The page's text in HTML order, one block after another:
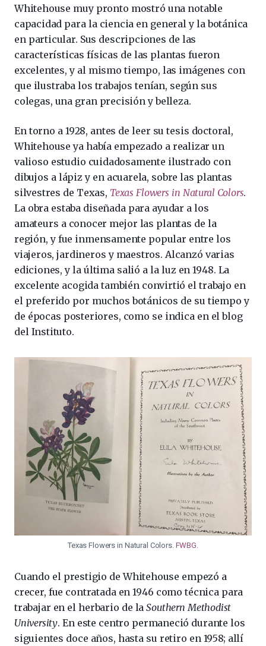
Whitehouse muy pronto mostró una notable
capacidad para la ciencia en general y la botánica
en particular. Sus descripciones de las
características físicas de las plantas fueron
excelentes, y al mismo tiempo, las imágenes con
que ilustraba los trabajos tenían, según sus
colegas, una gran precisión y belleza.
En torno a 1928, antes de leer su tesis doctoral,
Whitehouse ya había empezado a realizar un
valioso estudio cuidadosamente ilustrado con
dibujos a lápiz y en acuarela, sobre las plantas
silvestres de Texas, Texas Flowers in Natural Colors.
La obra estaba diseñada para ayudar a los
amateurs a conocer mejor las plantas de la
región, y fue inmensamente popular entre los
viajeros, jardineros y maestros. Alcanzó varias
ediciones, y la última salió a la luz en 1948. La
excelente acogida también convirtió el trabajo en
el preferido por muchos botánicos de su tiempo y
de épocas posteriores, como se indica en el blog
del Instituto.
Texas Flowers in Natural Colors. FWBG.
Cuando el prestigio de Whitehouse empezó a
crecer, fue contratada en 1946 como técnica para
trabajar en el herbario de laSouthern Methodist
University. En este centro permaneció durante los
siguientes doce años, hasta su retiro en 1958; allí